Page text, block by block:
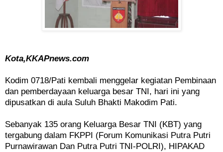
Kota,KKAPnews.com
Kodim 0718/Pati kembali menggelar kegiatan Pembinaan
dan pemberdayaan keluarga besar TNI, hari ini yang
dipusatkan di aula Suluh Bhakti Makodim Pati.
Sebanyak 135 orang Keluarga Besar TNI (KBT) yang
tergabung dalam FKPPI (Forum Komunikasi Putra Putri
Purnawirawan Dan Putra Putri TNI-POLRI), HIPAKAD